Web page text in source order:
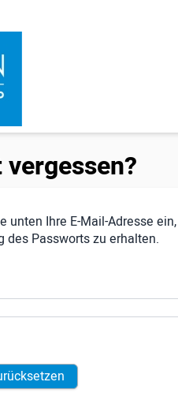
unten Ihre E-Mail-Adresse
des Passworts zu erhalten.